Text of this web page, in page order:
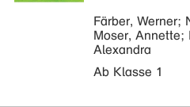
Färber, Werner;
Moser, Annette;
Alexandra
Ab Klasse 1